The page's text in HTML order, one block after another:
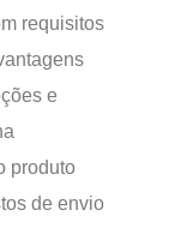
requisitos
e
produto
de envio